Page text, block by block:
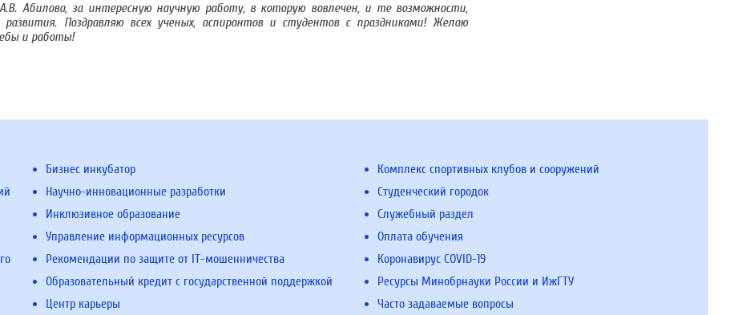
Абилова, за интересную научную работу, в которую вовлечен, и те возможности,
Поздравляю всех ученых, аспирантов и студентов с праздниками! Желаю
и работы!
Бизнес инкубатор
Научно-инновационные разработки
Инклюзивное образование
Управление информационных ресурсов
Рекомендации по защите от IT-мошенничества
Образовательный кредит с государственной поддержкой
Центр карьеры
Комплекс спортивных клубов и сооружений
Студенческий городок
Служебный раздел
Оплата обучения
Коронавирус COVID-19
Ресурсы Минобрнауки России и ИжГТУ
Часто задаваемые вопросы